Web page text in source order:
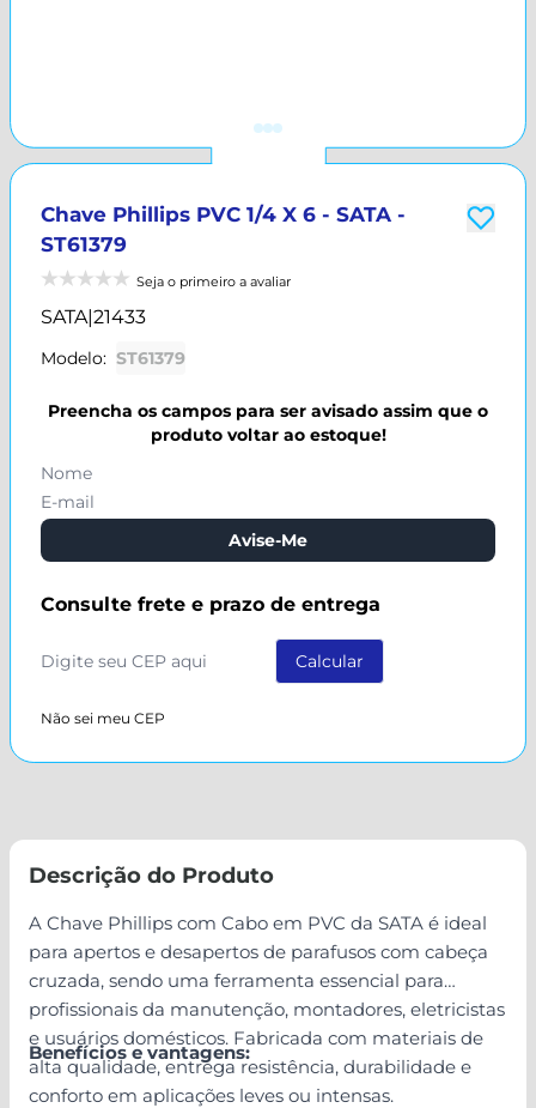
Chave Phillips PVC 1/4 X 6 - SATA -
ST61379
Seja o primeiro a avaliar
SATA|21433
Modelo: ST61379
Preencha os campos para ser avisado assim que o
produto voltar ao estoque!
Avise-Me
Consulte frete e prazo de entrega
Não sei meu CEP
Descrição do Produto
A Chave Phillips com Cabo em PVC da SATA é ideal
para apertos e desapertos de parafusos com cabeça
cruzada, sendo uma ferramenta essencial para
profissionais da manutenção, montadores, eletricistas
e usuários domésticos. Fabricada com materiais de
alta qualidade, entrega resistência, durabilidade e
conforto em aplicações leves ou intensas.
Benefícios e vantagens: